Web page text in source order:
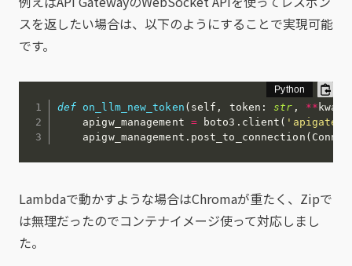
スを返したい場合は、以下のようにすることで実現可能
です。
def on_llm_new_token ( self , token : str , **
    apigw_management
= boto3 . client (
    apigw_management
. post_to_connection (
Lambdaで動かすような場合はChromaが重たく、Zipで
は無理だったのでコンテナイメージ使って対応しまし
た。